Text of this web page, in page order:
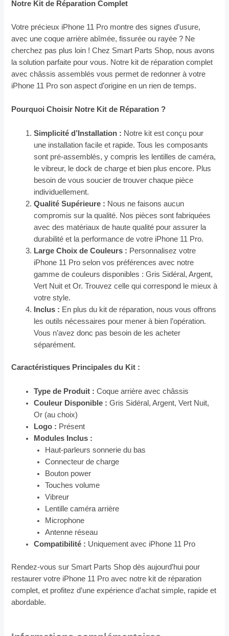
Notre Kit de Réparation Complet
Votre précieux iPhone 11 Pro montre des signes d’usure,
avec une coque arrière abîmée, fissurée ou rayée ? Ne
cherchez pas plus loin ! Chez Smart Parts Shop, nous avons
la solution parfaite pour vous. Notre kit de réparation complet
avec châssis assemblés vous permet de redonner à votre
iPhone 11 Pro son aspect d’origine en un rien de temps.
Pourquoi Choisir Notre Kit de Réparation ?
Simplicité d’Installation : Notre kit est conçu pour
une installation facile et rapide. Tous les composants
sont pré-assemblés, y compris les lentilles de caméra,
le vibreur, le dock de charge et bien plus encore. Plus
besoin de vous soucier de trouver chaque pièce
individuellement.
Qualité Supérieure : Nous ne faisons aucun
compromis sur la qualité. Nos pièces sont fabriquées
avec des matériaux de haute qualité pour assurer la
durabilité et la performance de votre iPhone 11 Pro.
Large Choix de Couleurs : Personnalisez votre
iPhone 11 Pro selon vos préférences avec notre
gamme de couleurs disponibles : Gris Sidéral, Argent,
Vert Nuit et Or. Trouvez celle qui correspond le mieux à
votre style.
Inclus : En plus du kit de réparation, nous vous offrons
les outils nécessaires pour mener à bien l’opération.
Vous n’avez donc pas besoin de les acheter
séparément.
Caractéristiques Principales du Kit :
Type de Produit : Coque arrière avec châssis
Couleur Disponible : Gris Sidéral, Argent, Vert Nuit,
Or (au choix)
Logo : Présent
Modules Inclus :
Haut-parleurs sonnerie du bas
Connecteur de charge
Bouton power
Touches volume
Vibreur
Lentille caméra arrière
Microphone
Antenne réseau
Compatibilité : Uniquement avec iPhone 11 Pro
Rendez-vous sur Smart Parts Shop dès aujourd’hui pour
restaurer votre iPhone 11 Pro avec notre kit de réparation
complet, et profitez d’une expérience d’achat simple, rapide et
abordable.